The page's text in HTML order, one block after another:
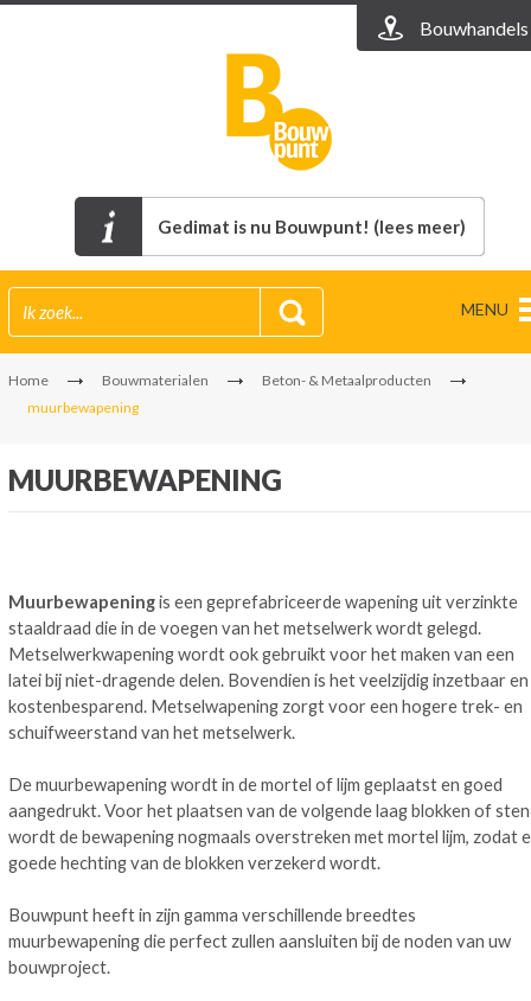
Bouwhandels
Gedimat is nu Bouwpunt! (lees meer)
MENU
Home Bouwmaterialen
Beton- & Metaalproducten
muurbewapening
MUURBEWAPENING
Muurbewapeningis een geprefabriceerde wapening uit verzinkte
staaldraad die in de voegen van het metselwerk wordt gelegd.
Metselwerkwapening wordt ook gebruikt voor het maken van een
latei bij niet-dragende delen. Bovendien is het veelzijdig inzetbaar en
kostenbesparend. Metselwapening zorgt voor een hogere trek- en
schuifweerstand van het metselwerk.
De muurbewapening wordt in de mortel of lijm geplaatst en goed
aangedrukt. Voor het plaatsen van de volgende laag blokken of
wordt de bewapening nogmaals overstreken met mortel lijm, zodat
goede hechting van de blokken verzekerd wordt.
Bouwpunt heeft in zijn gamma verschillende breedtes
muurbewapening die perfect zullen aansluiten bij de noden van uw
bouwproject.